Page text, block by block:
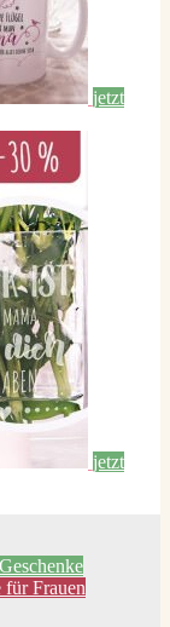
jetzt
jetzt
für Frauen